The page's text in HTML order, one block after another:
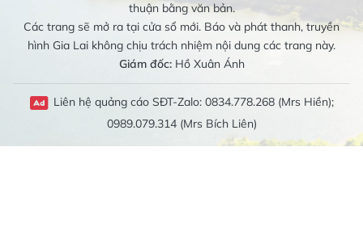
thuận bằng văn bản.
Các trang sẽ mở ra tại cửa sổ mới. Báo và phát thanh, truyền
hình Gia Lai không chịu trách nhiệm nội dung các trang này.
Giám đốc:Hồ Xuân Ánh
Liên hệ quảng cáo SĐT-Zalo: 0834.778.268 (Mrs Hiền);
0989.079.314 (Mrs Bích Liên)